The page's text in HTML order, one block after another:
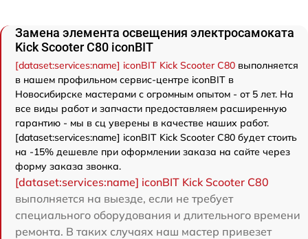
Замена элемента освещения электросамоката
Kick Scooter C80 iconBIT
[dataset:services:name] iconBIT Kick Scooter C80 выполняется
в нашем профильном сервис-центре iconBIT в
Новосибирске мастерами с огромным опытом - от 5 лет. На
все виды работ и запчасти предоставляем расширенную
гарантию - мы в сц уверены в качестве наших работ.
[dataset:services:name] iconBIT Kick Scooter C80 будет стоить
на -15% дешевле при оформлении заказа на сайте через
форму заказа звонка.
[dataset:services:name] iconBIT Kick Scooter C80
выполняется на выезде, если не требует
специального оборудования и длительного времени
ремонта. В таких случаях наш мастер привезет